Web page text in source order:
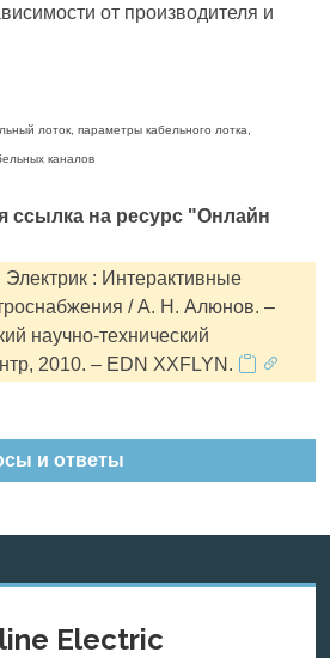
от производителя и
лоток, параметры кабельного лотка,
каналов
ссылка на ресурс "Онлайн
: Интерактивные
/ А. Н. Алюнов. –
научно-технический
2010. – EDN XXFLYN.
и ответы
Electric